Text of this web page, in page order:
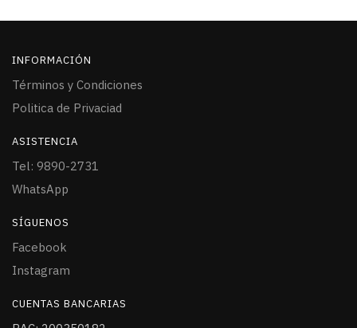
INFORMACIÓN
Términos y Condiciones
Politica de Privaciad
ASISTENCIA
Tel: 9890-2731
WhatsApp
SÍGUENOS
Facebook
Instagram
CUENTAS BANCARIAS